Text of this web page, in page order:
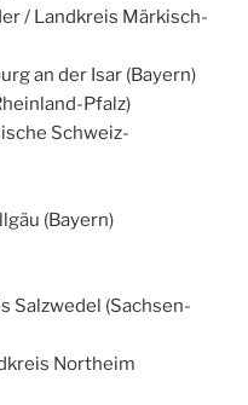
/ Landkreis Märkisch-
an der Isar (Bayern)
Pfalz)
Schweiz-
(Bayern)
Salzwedel (Sachsen-
Northeim